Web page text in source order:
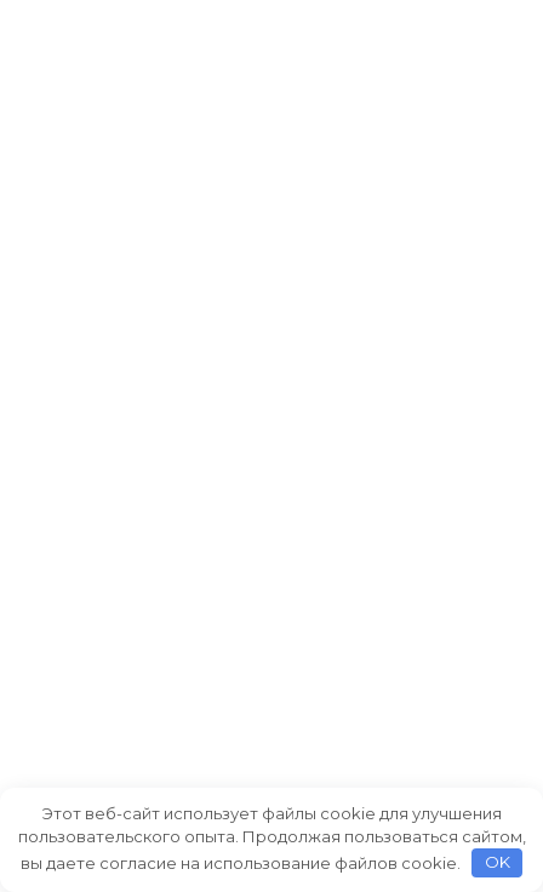
Этот веб-сайт использует файлы cookie для улучшения
пользовательского опыта. Продолжая пользоваться сайтом,
вы даете согласие на использование файлов cookie.
OK